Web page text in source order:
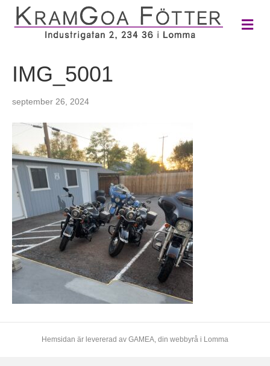
M
e
IMG_5001
september 26, 2024
Hemsidan är levererad av GAMEA, din webbyrå i Lomma